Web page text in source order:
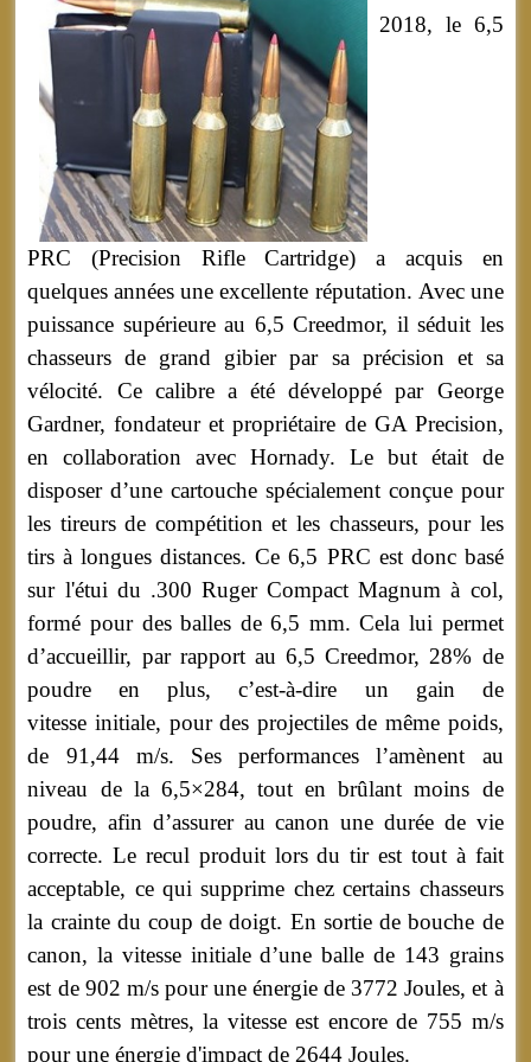
2018, le 6,5
PRC (Precision Rifle Cartridge) a acquis en
quelques années une excellente réputation. Avec une
puissance supérieure au 6,5 Creedmor, il séduit les
chasseurs de grand gibier par sa précision et sa
vélocité. Ce calibre a été développé par George
Gardner, fondateur et propriétaire de GA Precision,
en collaboration avec Hornady. Le but était de
disposer d’une cartouche spécialement conçue pour
les tireurs de compétition et les chasseurs, pour les
tirs à longues distances. Ce 6,5 PRC est donc basé
sur l'étui du .300 Ruger Compact Magnum à col,
formé pour des balles de 6,5 mm. Cela lui permet
d’accueillir, par rapport au 6,5 Creedmor, 28% de
poudre en plus, c’est-à-dire un gain de
vitesse initiale, pour des projectiles de même poids,
de 91,44 m/s. Ses performances l’amènent au
niveau de la 6,5×284, tout en brûlant moins de
poudre, afin d’assurer au canon une durée de vie
correcte. Le recul produit lors du tir est tout à fait
acceptable, ce qui supprime chez certains chasseurs
la crainte du coup de doigt. En sortie de bouche de
canon, la vitesse initiale d’une balle de 143 grains
est de 902 m/s pour une énergie de 3772 Joules, et à
trois cents mètres, la vitesse est encore de 755 m/s
pour une énergie d'impact de 2644 Joules.